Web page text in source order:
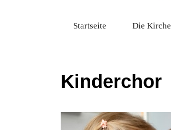
Startseite Die Kirche
Kinderchor